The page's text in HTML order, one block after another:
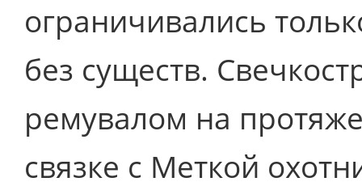
ограничивались
без существ.
ремувалом на
связке с Меткой